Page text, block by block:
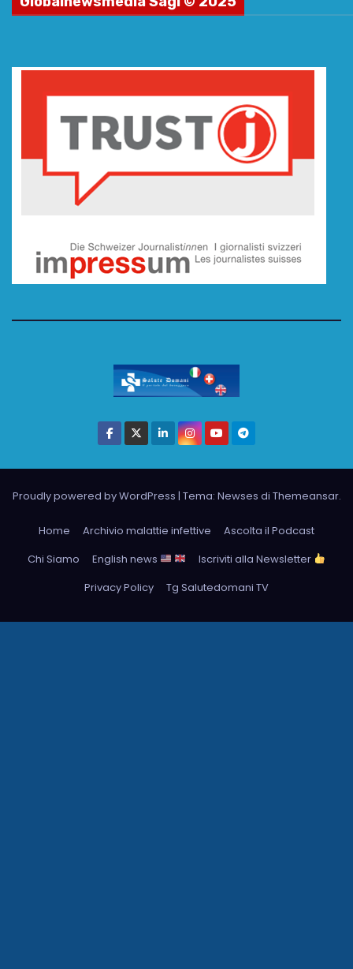
Proudly powered by WordPress | Tema: Newses di Themeansar.
Home Archivio malattie infettive
Ascolta il Podcast
Chi Siamo
English news
Iscriviti alla Newsletter
Privacy Policy
Tg Salutedomani TV